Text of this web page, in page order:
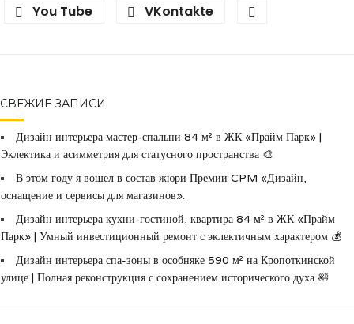
You Tube
VKontakte
СВЕЖИЕ ЗАПИСИ
Дизайн интерьера мастер-спальни 84 м² в ЖК «Прайм Парк» |
Эклектика и асимметрия для статусного пространства 🎨
В этом году я вошел в состав жюри Премии CPM «Дизайн,
оснащение и сервисы для магазинов».
Дизайн интерьера кухни-гостиной, квартира 84 м² в ЖК «Прайм
Парк» | Умный инвестиционный ремонт с эклектичным характером 💰
Дизайн интерьера спа-зоны в особняке 590 м² на Кропоткинской
улице | Полная реконструкция с сохранением исторического духа 🛀